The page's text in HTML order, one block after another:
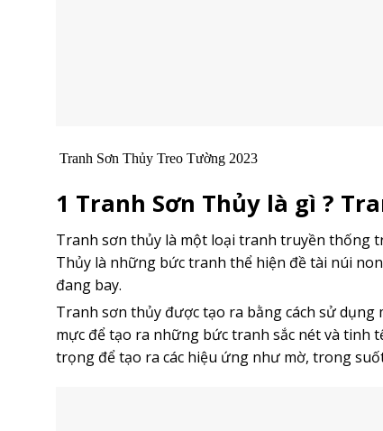
Tranh Sơn Thủy Treo Tường 2023
1 Tranh Sơn Thủy là gì ?
Tranh sơn thủy là một loại tranh truyền thống
Thủy là những bức tranh thể hiện đề tài núi
đang bay.
Tranh sơn thủy được tạo ra bằng cách sử dụng
mực để tạo ra những bức tranh sắc nét và tinh
trọng để tạo ra các hiệu ứng như mờ, trong